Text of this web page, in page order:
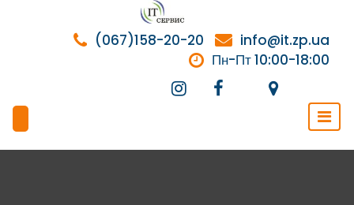
содержимому
info@it.zp.ua
(067)158-20-20
Пн-Пт 10:00-18:00